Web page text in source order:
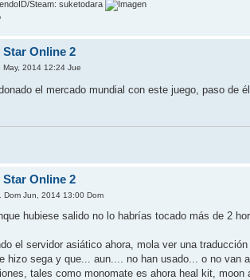
Steam: suketodara
Star Online 2
May, 2014 12:24 Jue
el mercado mundial con este juego, paso de él
Star Online 2
Dom Jun, 2014 13:00 Dom
hubiese salido no lo habrías tocado más de 2
el servidor asiático ahora, mola ver una
hizo sega y que... aun.... no han usado... o no van
tales como monomate es ahora heal kit,